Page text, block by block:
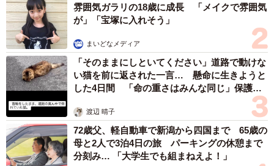
3/4
見知らぬ人物からの「不審な声がけ」には十分な警戒を。
雰囲気ガラリの18歳に成長 「メイクで雰囲気
が」「宝塚に入れそう」
まいどなメディア
「そのままにしといてください」道路で動けな
い猫を前に返された一言… 懸命に生きようと
した4日間 「命の重さはみんな同じ」保護団
渡辺 晴子
72歳父、軽自動車で新潟から四国まで 65歳の
母と2人で3泊4日の旅 パーキングの休憩まで
分刻み… 「大学生でも組まねえよ！」